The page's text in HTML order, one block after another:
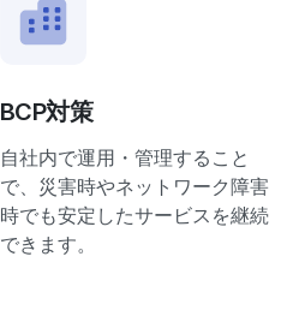
BCP対策
自社内で運用・管理すること
で、災害時やネットワーク障害
時でも安定したサービスを継続
できます。